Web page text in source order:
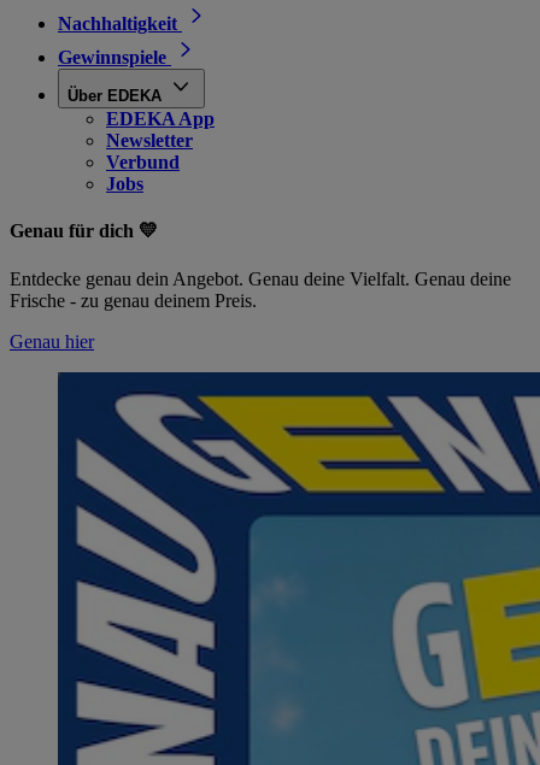
Nachhaltigkeit
Gewinnspiele
Über EDEKA
EDEKA App
Newsletter
Verbund
Jobs
Genau für dich 💛
Entdecke genau dein Angebot. Genau deine Vielfalt. Genau deine
Frische - zu genau deinem Preis.
Genau hier